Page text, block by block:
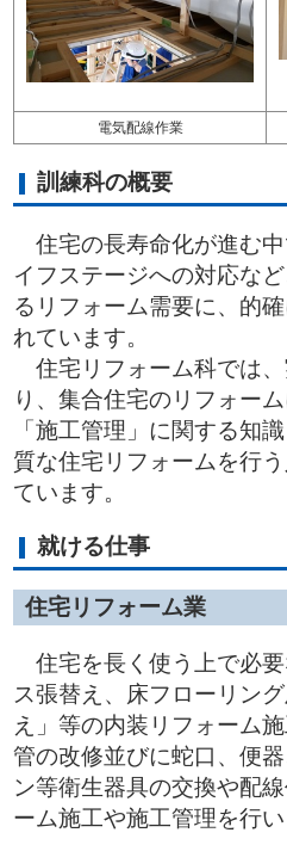
電気配線作業
訓練科の概要
住宅の長寿命化が進む
イフステージへの対応な
るリフォーム需要に、的
れています。
住宅リフォーム科では、
り、集合住宅のリフォー
「施工管理」に関する知
質な住宅リフォームを行
ています。
就ける仕事
住宅リフォーム業
住宅を長く使う上で必
ス張替え、床フローリン
え」等の内装リフォーム
管の改修並びに蛇口、便
ン等衛生器具の交換や配
ーム施工や施工管理を行い